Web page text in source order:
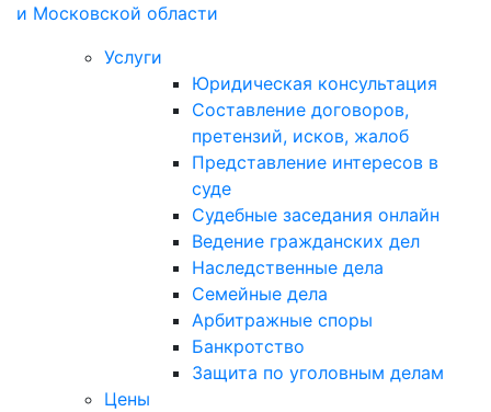
и Московской области
Услуги
Юридическая консультация
Составление договоров,
претензий, исков, жалоб
Представление интересов в
суде
Судебные заседания онлайн
Ведение гражданских дел
Наследственные дела
Семейные дела
Арбитражные споры
Банкротство
Защита по уголовным делам
Цены